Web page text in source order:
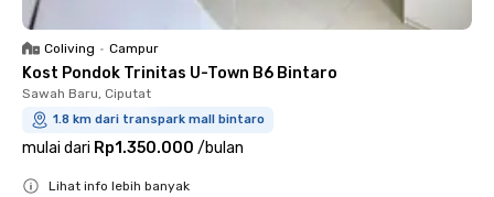
Coliving • Campur
Kost Pondok Trinitas U-Town B6 Bintaro
Sawah Baru, Ciputat
1.8 km dari transpark mall bintaro
mulai dari Rp1.350.000 /bulan
Lihat info lebih banyak